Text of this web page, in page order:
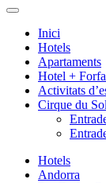
Inici
Hotels
Apartaments
Hotel +
Activitats
Cirque du
Hotels
Andorra